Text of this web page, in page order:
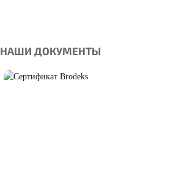
НАШИ ДОКУМЕНТЫ